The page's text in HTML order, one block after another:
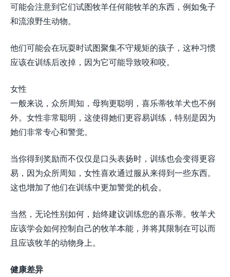
可能会注意到它们试图牧羊任何能牧羊的东西，例如兔子
和流浪野生动物。
他们可能会在玩耍时试图聚集不守规矩的孩子，这种习惯
应该在训练后改掉，因为它可能导致咬和咬。
女性
一般来说，众所周知，母狗更聪明，喜乐蒂牧羊犬也不例
外。女性非常聪明，这使得她们更容易训练，特别是因为
她们非常专心和警觉。
当你得到奖励而不仅仅是口头表扬时，训练也会变得更容
易，因为众所周知，女性喜欢通过服从来得到一些东西。
这也增加了他们在训练中更加警觉的机会。
当然，无论性别如何，始终建议训练您的喜乐蒂。牧羊犬
应该学会如何控制自己的牧羊本能，并将其限制在可以而
且应该牧羊的动物身上。
健康差异